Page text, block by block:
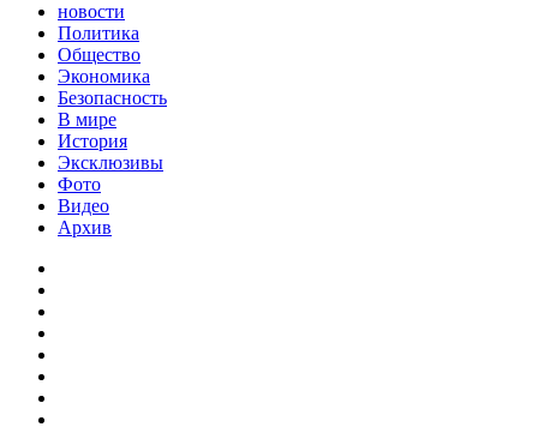
новости
Политика
Общество
Экономика
Безопасность
В мире
История
Эксклюзивы
Фото
Видео
Архив